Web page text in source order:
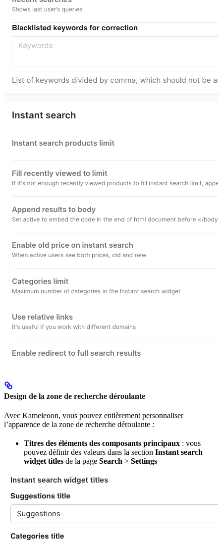
Design de la zone de recherche déroulante
Avec Kameleoon, vous pouvez entièrement personnaliser
l’apparence de la zone de recherche déroulante :
Titres des éléments des composants principaux : vous
pouvez définir des valeurs dans la section Instant search
widget titles de la page Search > Settings